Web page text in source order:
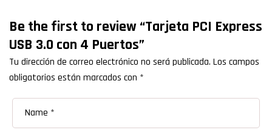
Be the first to review “Tarjeta PCI Express
USB 3.0 con 4 Puertos”
Tu dirección de correo electrónico no será publicada. Los campos
obligatorios están marcados con *